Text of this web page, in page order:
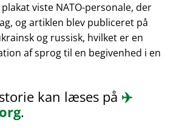
viste NATO-personale, der
og artiklen blev publiceret på
og russisk, hvilket er en
af sprog til en begivenhed i en
kan læses på ✈️
.